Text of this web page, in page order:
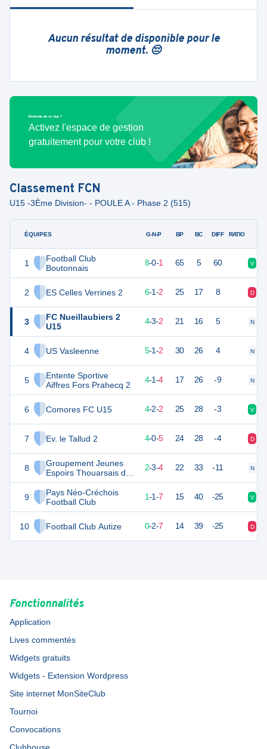
Aucun résultat de disponible pour le
moment. 😔
Bénévole de ce club ?
Activez l'espace de gestion
gratuitement pour votre club !
Classement FCN
U15 -3Ème Division- - POULE A - Phase 2 (515)
ÉQUIPES
1
Football Club
Boutonnais
2 ES Celles Verrines 2
3
FC Nueillaubiers 2
U15
4 US Vasleenne
5
Entente Sportive
Aiffres Fors Prahecq 2
6 Comores FC U15
7 Ev. le Tallud 2
8
Groupement Jeunes
Espoirs Thouarsais du
Sud-Ouest
9
Pays Néo-Créchois
Football Club
10 Football Club Autize
G-N-P BP BC DIFF RATIO
8-0-1 65 5 60 V
19 6-1-2 25 17 8 D
15 4-3-2 21 16 5 N
5-1-2 30 26 4 N
13 9 4-1-4 17 26 -9 N
13 4-2-2 25 28 -3 V
4-0-5 24 28 -4 D
9 2-3-4 22 33 -11 N
4 1-1-7 15 40 -25 V
2 0-2-7 14 39 -25 D
Fonctionnalités
Application
Lives commentés
Widgets gratuits
Widgets - Extension Wordpress
Site internet MonSiteClub
Tournoi
Convocations